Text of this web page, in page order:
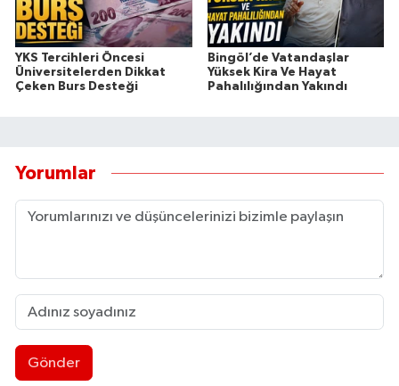
YKS Tercihleri Öncesi
Üniversitelerden Dikkat
Çeken Burs Desteği
Bingöl’de Vatandaşlar
Yüksek Kira Ve Hayat
Pahalılığından Yakındı
Yorumlar
Gönder